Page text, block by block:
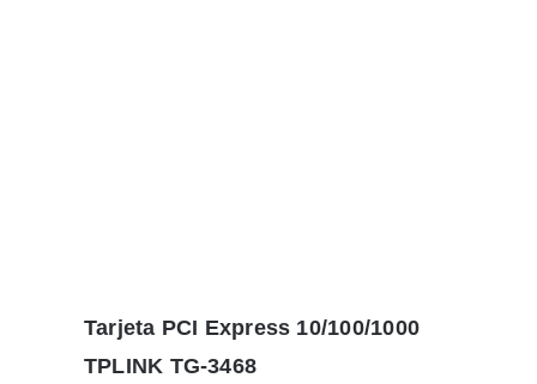
Tarjeta PCI Express 10/100/1000
TPLINK TG-3468